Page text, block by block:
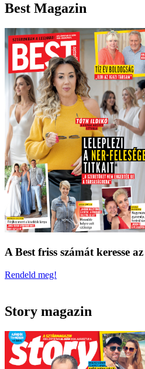
Best Magazin
A Best friss számát keresse
Rendeld meg!
Story magazin